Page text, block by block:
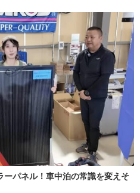
パネル！車中泊の常識を変えそ